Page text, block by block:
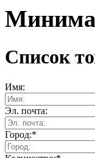
Список
Имя:
Эл. почта:
Город:*